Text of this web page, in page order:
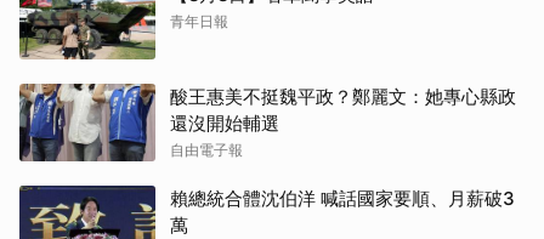
青年日報
酸王惠美不挺魏平政？鄭麗文：她專心縣政
還沒開始輔選
自由電子報
賴總統合體沈伯洋 喊話國家要順、月薪破3
萬